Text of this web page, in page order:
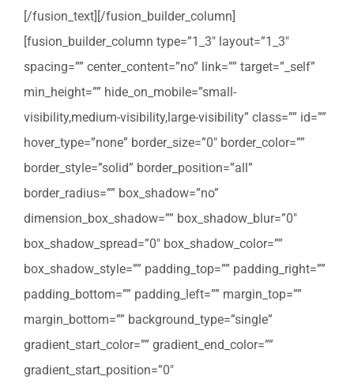
[/fusion_text][/fusion_builder_column]
[fusion_builder_column type=”1_3″ layout=”1_3″
spacing=”” center_content=”no” link=”” target=”_self”
min_height=”” hide_on_mobile=”small-
visibility,medium-visibility,large-visibility” class=”” id=””
hover_type=”none” border_size=”0″ border_color=””
border_style=”solid” border_position=”all”
border_radius=”” box_shadow=”no”
dimension_box_shadow=”” box_shadow_blur=”0″
box_shadow_spread=”0″ box_shadow_color=””
box_shadow_style=”” padding_top=”” padding_right=””
padding_bottom=”” padding_left=”” margin_top=””
margin_bottom=”” background_type=”single”
gradient_start_color=”” gradient_end_color=””
gradient_start_position=”0″